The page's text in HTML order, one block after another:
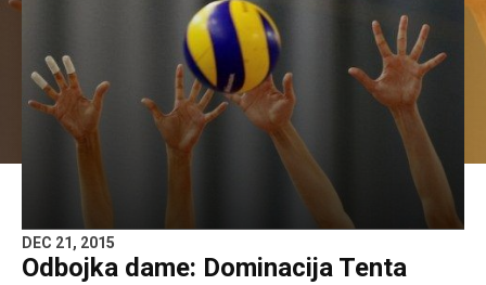
DEC 21, 2015
Odbojka dame: Dominacija Tenta